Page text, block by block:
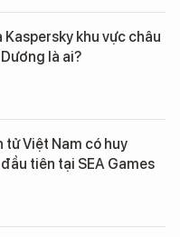
Kaspersky khu vực châu
là ai?
tử Việt Nam có huy
tiên tại SEA Games